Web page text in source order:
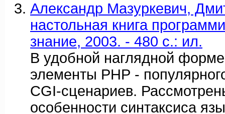
Александр Мазуркевич,
настольная книга
знание, 2003. - 480 с.: ил.
В удобной наглядной
элементы РНР -
CGI-сценариев.
особенности синтаксиса